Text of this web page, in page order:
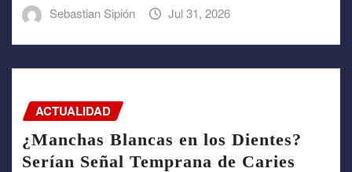
Sebastian Sipión Jul 31, 2026
ACTUALIDAD
¿Manchas Blancas en los Dientes?
Serían Señal Temprana de Caries